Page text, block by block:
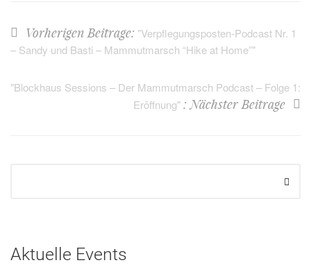
Vorherigen Beitrage: "Verpflegungsposten-Podcast Nr. 1
– Sandy und Basti – Mammutmarsch “Hike at Home”"
"Blockhaus Sessions – Der Mammutmarsch Podcast – Folge 1:
Eröffnung": Nächster Beitrage
Aktuelle Events